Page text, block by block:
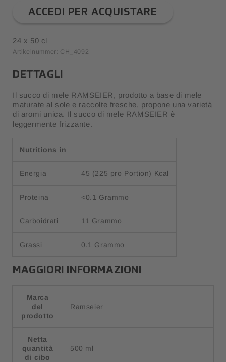
ACCEDI PER ACQUISTARE
24 x 50 cl
Artikelnummer: CH_4092
DETTAGLI
Il succo di mele RAMSEIER, prodotto a base di mele
maturate al sole e raccolte fresche, propone una varietà
di aromi unica. Il succo di mele RAMSEIER è
leggermente frizzante.
Nutritions in
Energia 45 (225 pro Portion) Kcal
Proteina <0.1 Grammo
Carboidrati 11 Grammo
Grassi 0.1 Grammo
MAGGIORI INFORMAZIONI
Marca
del
prodotto
Ramseier
Netta
quantità
di cibo
500 ml